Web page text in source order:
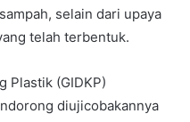
selain dari upaya
telah terbentuk.
Plastik (GIDKP)
diujicobakannya